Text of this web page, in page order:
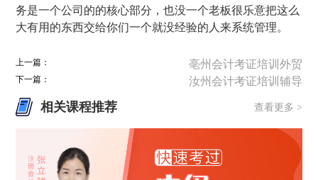
务是一个公司的的核心部分，也没一个老板很乐意把这么
大有用的东西交给你们一个就没经验的人来系统管理。
上一篇： 亳州会计考证培训外贸
下一篇： 汝州会计考证培训辅导
相关课程推荐 查看更多 >